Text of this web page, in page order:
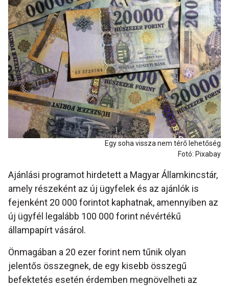
Egy soha vissza nem térő lehetőség
Fotó: Pixabay
Ajánlási programot hirdetett a Magyar Államkincstár,
amely részeként az új ügyfelek és az ajánlók is
fejenként 20 000 forintot kaphatnak, amennyiben az
új ügyfél legalább 100 000 forint névértékű
állampapírt vásárol.
Önmagában a 20 ezer forint nem tűnik olyan
jelentős összegnek, de egy kisebb összegű
befektetés esetén érdemben megnövelheti az